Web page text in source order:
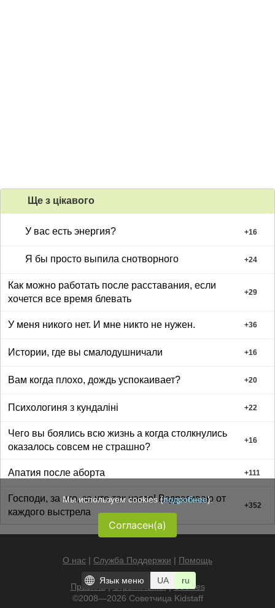
Ще з цiкавого
У вас есть энергия? +16
Я бы просто выпила снотворного +24
Как можно работать после расставания, если
хочется все время блевать
+29
У меня никого нет. И мне никто не нужен. +36
Истории, где вы смалодушничали +16
Вам когда плохо, дождь успокаивает? +20
Психологиня з кундаліні +22
Чего вы боялись всю жизнь а когда столкнулись
оказалось совсем не страшно?
+16
Апатия после аборта +111
Господи, за что, за что так часто! Вздрагиваю от
каждого выстрела
+352
О нас | Служба Поддержки | Помощь
Правила|Ограничения |
Cookies
©2008—2026 Советчица Kidstaff
Мы используем cookies (подробнее).
Согласен(а)
Язык меню UA ru